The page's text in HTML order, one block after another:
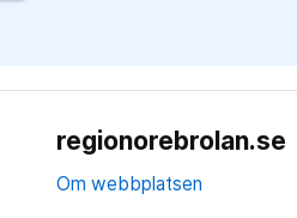
regionorebrolan.se
Om webbplatsen